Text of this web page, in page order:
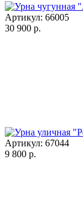
Артикул: 66005
30 900 р.
Артикул: 67044
9 800 р.